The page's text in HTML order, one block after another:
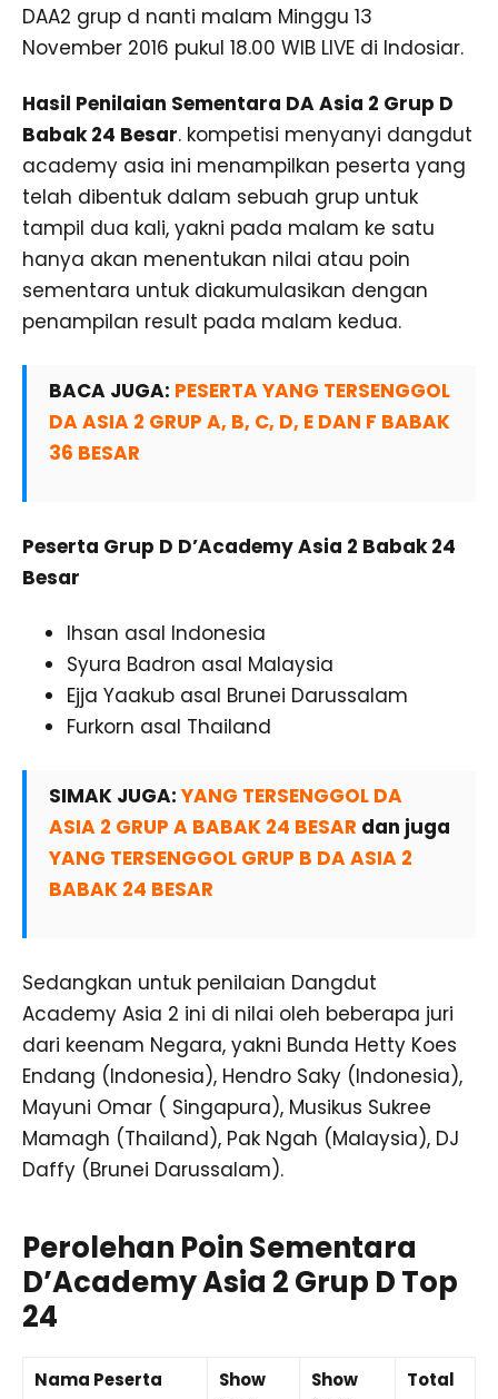
DAA2 grup d nanti malam Minggu 13
November 2016 pukul 18.00 WIB LIVE di Indosiar.
Hasil Penilaian Sementara DA Asia 2 Grup D
Babak 24 Besar. kompetisi menyanyi dangdut
academy asia ini menampilkan peserta yang
telah dibentuk dalam sebuah grup untuk
tampil dua kali, yakni pada malam ke satu
hanya akan menentukan nilai atau poin
sementara untuk diakumulasikan dengan
penampilan result pada malam kedua.
BACA JUGA: PESERTA YANG TERSENGGOL
DA ASIA 2 GRUP A, B, C, D, E DAN F BABAK
36 BESAR
Peserta Grup D D’Academy Asia 2 Babak 24
Besar
Ihsan asal Indonesia
Syura Badron asal Malaysia
Ejja Yaakub asal Brunei Darussalam
Furkorn asal Thailand
SIMAK JUGA:YANG TERSENGGOL DA
ASIA 2 GRUP A BABAK 24 BESAR dan juga
YANG TERSENGGOL GRUP B DA ASIA 2
BABAK 24 BESAR
Sedangkan untuk penilaian Dangdut
Academy Asia 2 ini di nilai oleh beberapa juri
dari keenam Negara, yakni Bunda Hetty Koes
Endang (Indonesia), Hendro Saky (Indonesia),
Mayuni Omar ( Singapura), Musikus Sukree
Mamagh (Thailand), Pak Ngah (Malaysia), DJ
Daffy (Brunei Darussalam).
Perolehan Poin Sementara
D’Academy Asia 2 Grup D Top
24
Nama Peserta
Show
Show
Total